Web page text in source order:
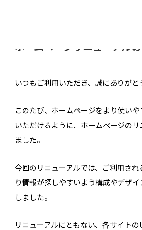
ホームページリニューアル
いつもご利用いただき、誠にありがと
このたび、ホームページをより使い
いただけるように、ホームページの
ました。
今回のリニューアルでは、ご利用され
り情報が探しやすいよう構成やデザ
しました。
リニューアルにともない、各サイトの